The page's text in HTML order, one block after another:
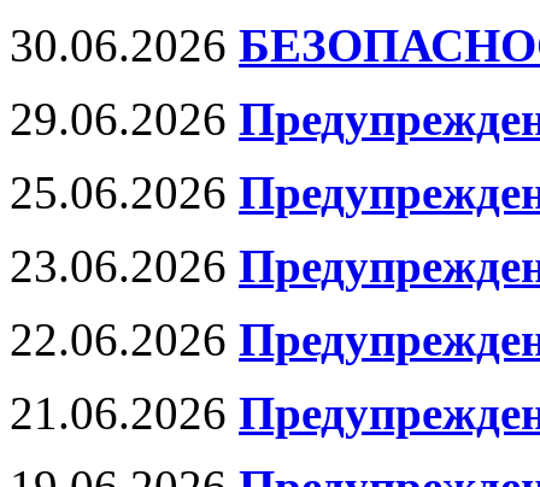
30.06.2026
29.06.2026
25.06.2026
23.06.2026
22.06.2026
21.06.2026